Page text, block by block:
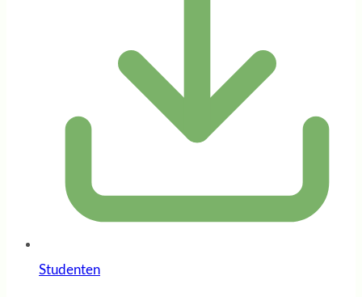
Studenten